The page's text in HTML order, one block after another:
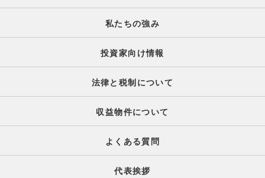
私たちの強み
投資家向け情報
法律と税制について
収益物件について
よくある質問
代表挨拶